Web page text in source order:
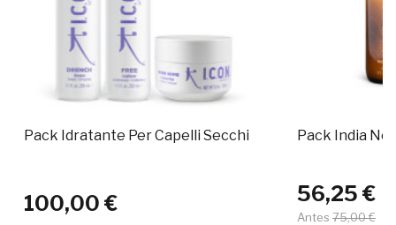
Pack Idratante Per Capelli Secchi
100,00 €
Pack India
56,25 €
Antes 75,00 €